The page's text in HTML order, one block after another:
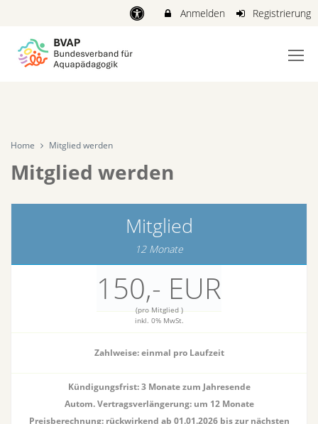
Anmelden Registrierung
Home Mitglied werden
Mitglied werden
Mitglied
12 Monate
150,- EUR
(pro Mitglied )
inkl. 0% MwSt.
Zahlweise:einmal pro Laufzeit
Kündigungsfrist: 3 Monate zum Jahresende
Autom. Vertragsverlängerung: um 12 Monate
Preisberechnung: rückwirkend ab 01.01.2026 bis zur nächsten